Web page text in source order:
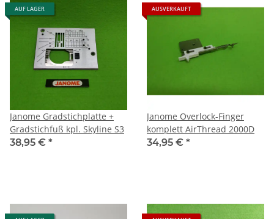
AUF LAGER
Janome Gradstichplatte +
Gradstichfuß kpl. Skyline S3
38,95 € *
AUSVERKAUFT
Janome Overlock-Finger
komplett AirThread 2000D
34,95 € *